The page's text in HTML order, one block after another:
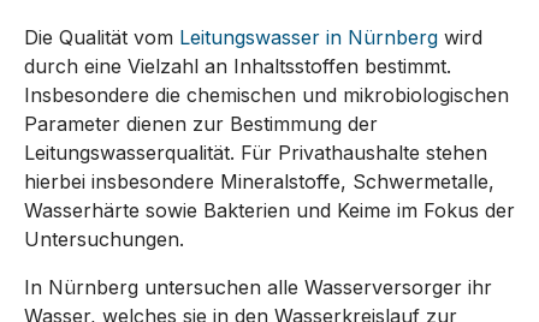
Die Qualität vom Leitungswasser in Nürnberg wird
durch eine Vielzahl an Inhaltsstoffen bestimmt.
Insbesondere die chemischen und mikrobiologischen
Parameter dienen zur Bestimmung der
Leitungswasserqualität. Für Privathaushalte stehen
hierbei insbesondere Mineralstoffe, Schwermetalle,
Wasserhärte sowie Bakterien und Keime im Fokus der
Untersuchungen.
In Nürnberg untersuchen alle Wasserversorger ihr
Wasser, welches sie in den Wasserkreislauf zur